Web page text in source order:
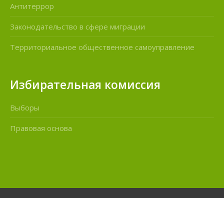
Антитеррор
Законодательство в сфере миграции
Территориальное общественное самоуправление
Избирательная комиссия
Выборы
Правовая основа